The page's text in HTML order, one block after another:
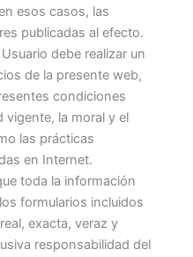
esos casos, las
publicadas al efecto.
debe realizar un
de la presente web,
condiciones
vigente, la moral y el
las prácticas
en Internet.
toda la información
formularios incluidos
exacta, veraz y
responsabilidad del